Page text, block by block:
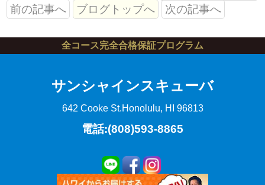
前の記事へ ブログトップへ 次の記事へ
全コース完全合格保証プログラム
サンシャインスキューバ
642 Cooke St.Honolulu, HI 96813
電話:(808)593-8865